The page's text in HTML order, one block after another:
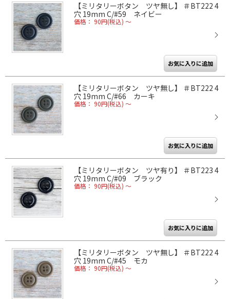
【ミリタリーボタン ツヤ無し】 ＃BT222 4
穴 19mm C/#59 ネイビー
価格： 90円(税込) ～
【ミリタリーボタン ツヤ無し】 ＃BT222 4
穴 19mm C/#66 カーキ
価格： 90円(税込) ～
【ミリタリーボタン ツヤ有り】 ＃BT223 4
穴 19mm C/#09 ブラック
価格： 90円(税込) ～
【ミリタリーボタン ツヤ無し】 ＃BT222 4
穴 19mm C/#45 モカ
価格： 90円(税込) ～